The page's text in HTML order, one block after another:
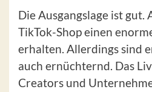
Die Ausgangslage ist gut.
TikTok-Shop einen
erhalten. Allerdings sind
auch ernüchternd. Das
Creators und